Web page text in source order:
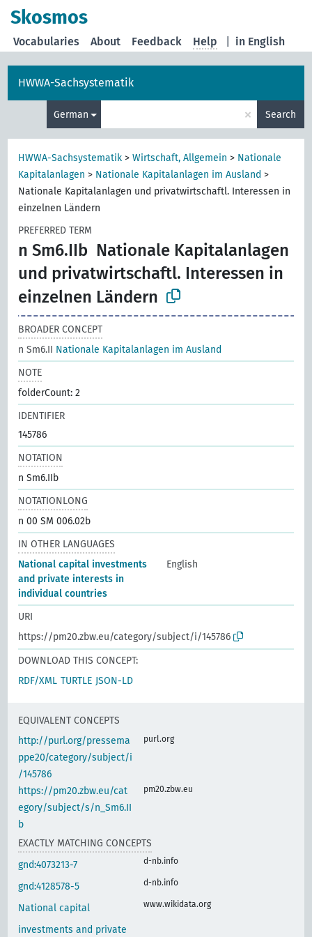
Skosmos
in English
Vocabularies About Feedback Help
HWWA-Sachsystematik
German × Search
HWWA-Sachsystematik >Wirtschaft, Allgemein > Nationale
Kapitalanlagen > Nationale Kapitalanlagen im Ausland >
Nationale Kapitalanlagen und privatwirtschaftl. Interessen in
einzelnen Ländern
PREFERRED TERM
n Sm6.IIb Nationale Kapitalanlagen
und privatwirtschaftl. Interessen in
einzelnen Ländern
BROADER CONCEPT
n Sm6.II Nationale Kapitalanlagen im Ausland
NOTE
folderCount: 2
IDENTIFIER
145786
NOTATION
n Sm6.IIb
NOTATIONLONG
n 00 SM 006.02b
IN OTHER LANGUAGES
National capital investments
and private interests in
individual countries
English
URI
https://pm20.zbw.eu/category/subject/i/145786
DOWNLOAD THIS CONCEPT:
RDF/XML TURTLE JSON-LD
EQUIVALENT CONCEPTS
http://purl.org/pressema
ppe20/category/subject/i
/145786
purl.org
https://pm20.zbw.eu/cat
egory/subject/s/n_Sm6.II
b
pm20.zbw.eu
EXACTLY MATCHING CONCEPTS
gnd:4073213-7
d-nb.info
gnd:4128578-5 d-nb.info
National capital
investments and private
www.wikidata.org